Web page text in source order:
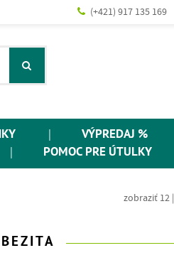
(+421) 917 135 169
VÝPREDAJ %
POMOC PRE ÚTULKY
zobraziť 12|